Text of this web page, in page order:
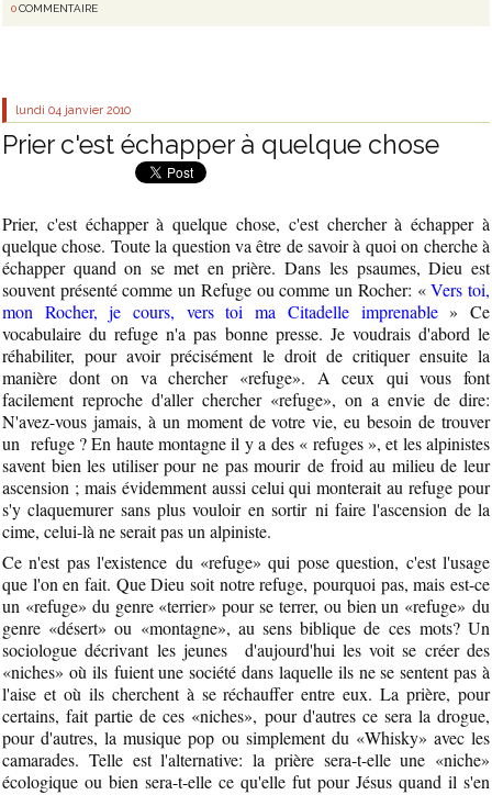
0COMMENTAIRE
lundi 04 janvier 2010
Prier c'est échapper à quelque chose
Prier, c'est échapper à quelque chose, c'est chercher à échapper à
quelque chose. Toute la question va être de savoir à quoi on cherche à
échapper quand on se met en prière. Dans les psaumes, Dieu est
souvent présenté comme un Refuge ou comme un Rocher: «Vers toi,
mon Rocher, je cours, vers toi ma Citadelle imprenable» Ce
vocabulaire du refuge n'a pas bonne presse. Je voudrais d'abord le
réhabiliter, pour avoir précisément le droit de critiquer ensuite la
manière dont on va chercher «refuge». A ceux qui vous font
facilement reproche d'aller chercher «refuge», on a envie de dire:
N'avez-vous jamais, à un moment de votre vie, eu besoin de trouver
un refuge ? En haute montagne il y a des « refuges », et les alpinistes
savent bien les utiliser pour ne pas mourir de froid au milieu de leur
ascension ; mais évidemment aussi celui qui monterait au refuge pour
s'y claquemurer sans plus vouloir en sortir ni faire l'ascension de la
cime, celui-là ne serait pas un alpiniste.
Ce n'est pas l'existence du «refuge» qui pose question, c'est l'usage
que l'on en fait. Que Dieu soit notre refuge, pourquoi pas, mais est-ce
un «refuge» du genre «terrier» pour se terrer, ou bien un «refuge» du
genre «désert» ou «montagne», au sens biblique de ces mots? Un
sociologue décrivant les jeunes d'aujourd'hui les voit se créer des
«niches» où ils fuient une société dans laquelle ils ne se sentent pas à
l'aise et où ils cherchent à se réchauffer entre eux. La prière, pour
certains, fait partie de ces «niches», pour d'autres ce sera la drogue,
pour d'autres, la musique pop ou simplement du «Whisky» avec les
camarades. Telle est l'alternative: la prière sera-t-elle une «niche»
écologique ou bien sera-t-elle ce qu'elle fut pour Jésus quand il s'en